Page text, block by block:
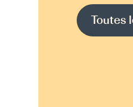
Toutes